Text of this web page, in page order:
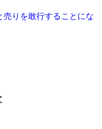
りを敢行することにな